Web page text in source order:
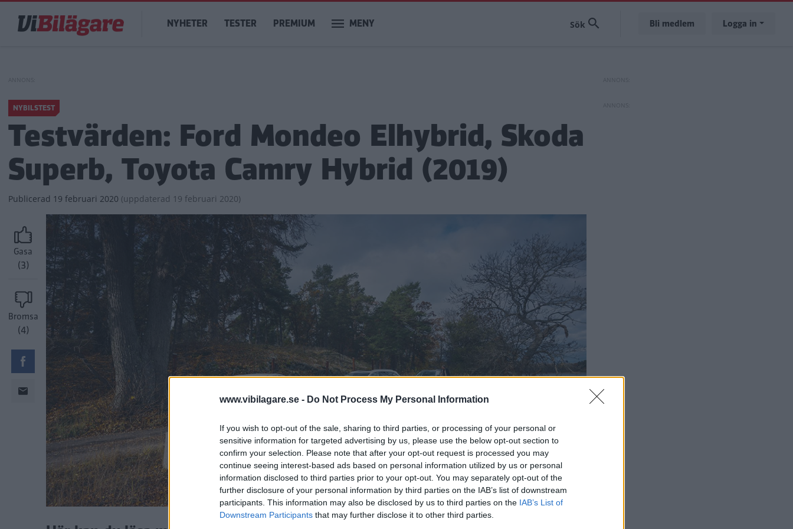
www.vibilagare.se - Do Not Process My Personal Information
If you wish to opt-out of the sale, sharing to third parties, or processing of your personal or
sensitive information for targeted advertising by us, please use the below opt-out section to
confirm your selection. Please note that after your opt-out request is processed you may
continue seeing interest-based ads based on personal information utilized by us or personal
information disclosed to third parties prior to your opt-out. You may separately opt-out of the
further disclosure of your personal information by third parties on the IAB’s list of downstream
participants. This information may also be disclosed by us to third parties on the IAB’s List of
Downstream Participants that may further disclose it to other third parties.
huvudinnehåll
Main
navigation
NYHETER TESTER PREMIUM MENY Bli medlem Logga in
NYBILSTEST
Testvärden: Ford Mondeo Elhybrid, Skoda
Superb, Toyota Camry Hybrid (2019)
Publicerad 19 februari 2020 (uppdaterad 19 februari 2020)
Gasa
(3)
Bromsa
(4)